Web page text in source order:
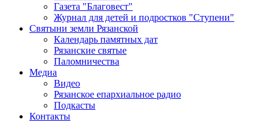
Газета "Благовест"
Журнал для детей и подростков "Ступени"
Святыни земли Рязанской
Календарь памятных дат
Рязанские святые
Паломничества
Медиа
Видео
Рязанское епархиальное радио
Подкасты
Контакты